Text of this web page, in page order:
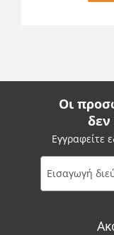
Οι
δεν
Εγγραφείτε